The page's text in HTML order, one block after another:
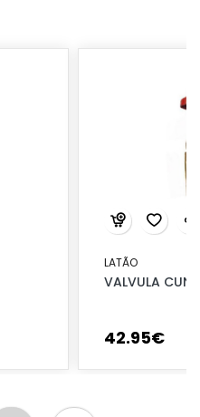
LATÃO
VALVULA
42.95€